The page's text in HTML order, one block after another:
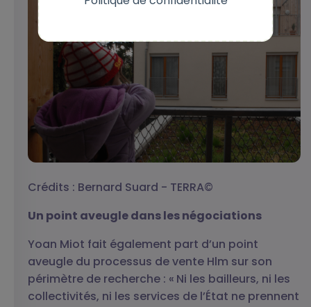
Crédits : Bernard Suard - TERRA©
Un point aveugle dans les négociations
Yoan Miot fait également part d’un point
aveugle du processus de vente Hlm sur son
périmètre de recherche : « Ni les bailleurs, ni les
collectivités, ni les services de l’État ne prennent